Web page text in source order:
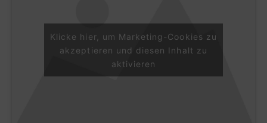
Klicke hier, um Marketing-Cookies zu
akzeptieren und diesen Inhalt zu
aktivieren